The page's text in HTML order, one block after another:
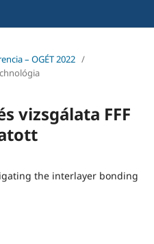
– OGÉT 2022 /
vizsgálata FFF
the interlayer bonding